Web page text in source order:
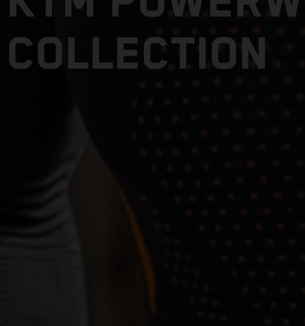
COLLECTION